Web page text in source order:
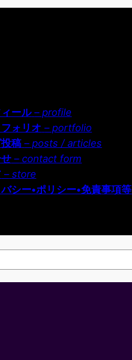
ール – profile
ォリオ – portfolio
稿 – posts / articles
–contact form
–store
シー•ポリシー•免責事項等